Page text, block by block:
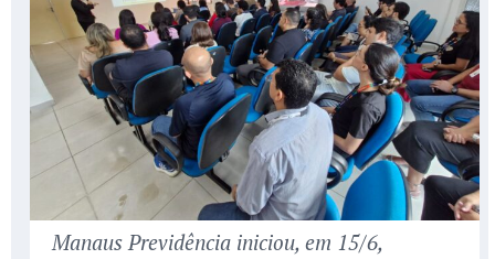
Manaus Previdência iniciou, em 15/6,